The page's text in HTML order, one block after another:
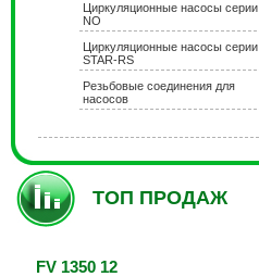
Циркуляционные насосы серии
NO
Циркуляционные насосы серии
STAR-RS
Резьбовые соединения для
насосов
ТОП ПРОДАЖ
FV 1350 12